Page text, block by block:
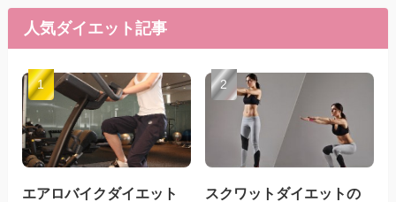
人気ダイエット記事
エアロバイクダイエット
スクワットダイエットの